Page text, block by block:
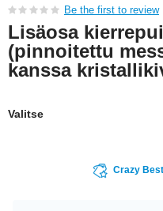
Be the first to review
Lisäosa
(pinnoitettu
kanssa
Valitse
Crazy